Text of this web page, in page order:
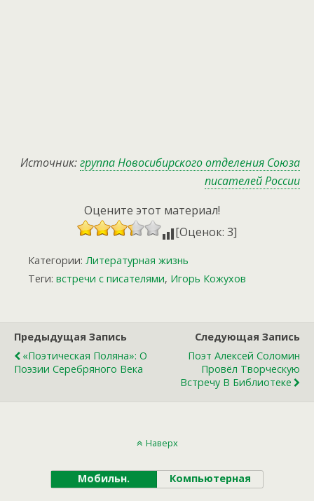
Источник:группа Новосибирского отделения Союза
писателей России
Оцените этот материал!
[Оценок: 3]
Категории: Литературная жизнь
Теги: встречи с писателями, Игорь Кожухов
Предыдущая Запись
«Поэтическая Поляна»: О
Поэзии Серебряного Века
Следующая Запись
Поэт Алексей Соломин
Провёл Творческую
Встречу В Библиотеке
Наверх
Мобильн. Компьютерная